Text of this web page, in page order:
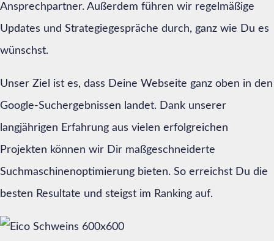
Ansprechpartner. Außerdem führen wir regelmäßige
Updates und Strategiegespräche durch, ganz wie Du es
wünschst.
Unser Ziel ist es, dass Deine Webseite ganz oben in den
Google-Suchergebnissen landet. Dank unserer
langjährigen Erfahrung aus vielen erfolgreichen
Projekten können wir Dir maßgeschneiderte
Suchmaschinenoptimierung bieten. So erreichst Du die
besten Resultate und steigst im Ranking auf.